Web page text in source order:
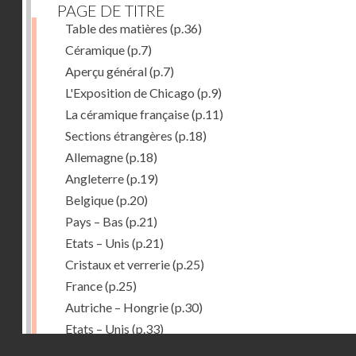
PAGE DE TITRE
Table des matières (p.36)
Céramique(p.7)
Aperçu général(p.7)
L'Exposition de Chicago (p.9)
La céramique française(p.11)
Sections étrangères (p.18)
Allemagne(p.18)
Angleterre(p.19)
Belgique(p.20)
Pays – Bas (p.21)
Etats – Unis (p.21)
Cristaux et verrerie(p.25)
France(p.25)
Autriche – Hongrie(p.30)
Etats – Unis (p.33)